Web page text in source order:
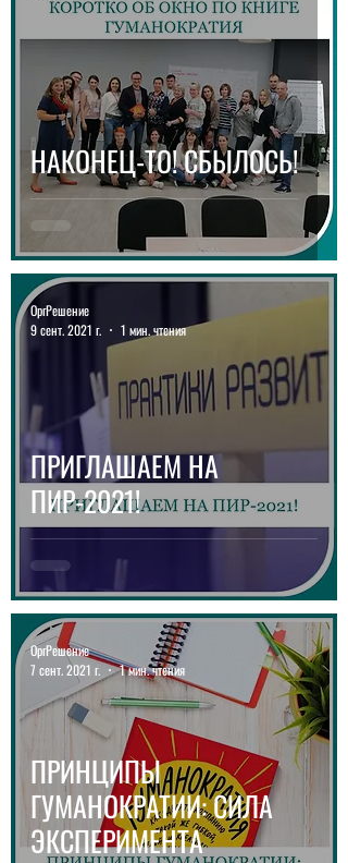
НАКОНЕЦ-ТО! СБЫЛОСЬ!
ПРИГЛАШАЕМ НА
ПИР-2021!
ОргРешение
9 сент. 2021 г.
1 мин. чтения
ПРИНЦИПЫ
ГУМАНОКРАТИИ: СИЛА
ЭКСПЕРИМЕНТА
ОргРешение
7 сент. 2021 г.
1 мин. чтения